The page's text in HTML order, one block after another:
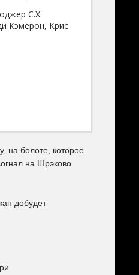
С.Х.
Кэмерон, Крис
на болоте, которое
на Шрэково
добудет